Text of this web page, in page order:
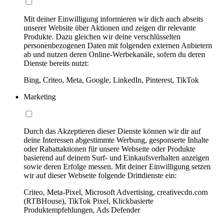
Mit deiner Einwilligung informieren wir dich auch abseits
unserer Website über Aktionen und zeigen dir relevante
Produkte. Dazu gleichen wir deine verschlüsselten
personenbezogenen Daten mit folgenden externen Anbietern
ab und nutzen deren Online-Werbekanäle, sofern du deren
Dienste bereits nutzt:
Bing, Criteo, Meta, Google, LinkedIn, Pinterest, TikTok
Marketing
Durch das Akzeptieren dieser Dienste können wir dir auf
deine Interessen abgestimmte Werbung, gesponserte Inhalte
oder Rabattaktionen für unsere Webseite oder Produkte
basierend auf deinem Surf- und Einkaufsverhalten anzeigen
sowie deren Erfolge messen. Mit deiner Einwilligung setzen
wir auf dieser Webseite folgende Drittdienste ein:
Criteo, Meta-Pixel, Microsoft Advertising, creativecdn.com
(RTBHouse), TikTok Pixel, Klickbasierte
Produktempfehlungen, Ads Defender